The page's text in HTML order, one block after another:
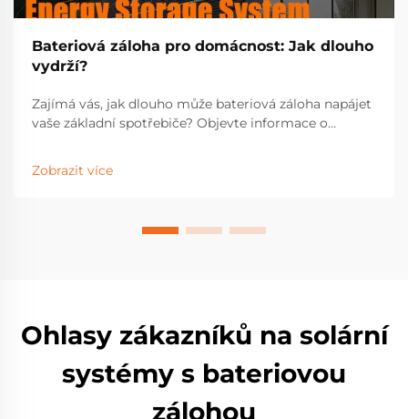
Bateriová záloha pro domácnost: Jak dlouho
vydrží?
Zajímá vás, jak dlouho může bateriová záloha napájet
vaše základní spotřebiče? Objevte informace o
nejlepších řešeních pro nepřerušované napájení.
Získejte odborné rady ještě dnes.
Zobrazit více
Ohlasy zákazníků na solární
systémy s bateriovou
zálohou